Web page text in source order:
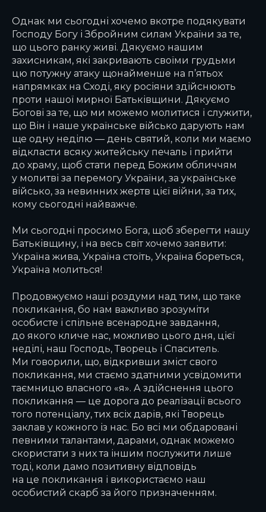
Однак ми сьогодні хочемо вкотре подякувати
Господу Богу і Збройним силам України за те,
що цього ранку живі. Дякуємо нашим
захисникам, які закривають своїми грудьми
цю потужну атаку щонайменше на п’ятьох
напрямках на Сході, яку росіяни здійснюють
проти нашої мирної Батьківщини. Дякуємо
Богові за те, що ми можемо молитися і служити,
що Він і наше українське військо дарують нам
ще одну неділю — день святий, коли ми маємо
відкласти всяку житейську печаль і прийти
до храму, щоб стати перед Божим обличчям
у молитві за перемогу України, за українське
військо, за невинних жертв цієї війни, за тих,
кому сьогодні найважче.
Ми сьогодні просимо Бога, щоб зберегти нашу
Батьківщину, і на весь світ хочемо заявити:
Україна жива, Україна стоїть, Україна бореться,
Україна молиться!
Продовжуємо наші роздуми над тим, що таке
покликання, бо нам важливо зрозуміти
особисте і спільне всенародне завдання,
до якого кличе нас, можливо цього дня, цієї
неділі, наш Господь, Творець і Спаситель.
Ми говорили, що, відкривши зміст свого
покликання, ми стаємо здатними усвідомити
таємницю власного «я». А здійснення цього
покликання — це дорога до реалізації всього
того потенціалу, тих всіх дарів, які Творець
заклав у кожного із нас. Бо всі ми обдаровані
певними талантами, дарами, однак можемо
скористати з них та іншим послужити лише
тоді, коли дамо позитивну відповідь
на це покликання і використаємо наш
особистий скарб за його призначенням.